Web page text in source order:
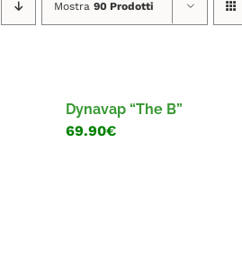
Mostra 90 Prodotti
Dynavap “The B”
69.90€